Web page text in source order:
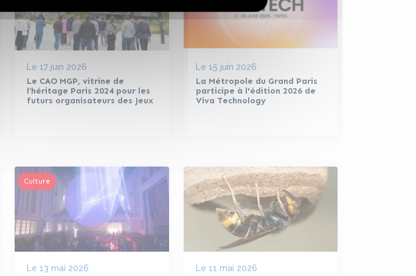
Le CAO MGP, vitrine de
l’héritage Paris 2024 pour les
futurs organisateurs des Jeux
Le 17 juin 2026
La Métropole du Grand Paris
participe à l'édition 2026 de
Viva Technology
Le 15 juin 2026
Le 13 mai 2026
Culture
Le 11 mai 2026